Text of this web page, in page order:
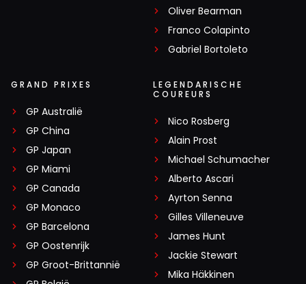
Oliver Bearman
Franco Colapinto
Gabriel Bortoleto
GRAND PRIXES
GP Australië
GP China
GP Japan
GP Miami
GP Canada
GP Monaco
GP Barcelona
GP Oostenrijk
GP Groot-Brittannië
LEGENDARISCHE
COUREURS
Nico Rosberg
Alain Prost
Michael Schumacher
Alberto Ascari
Ayrton Senna
Gilles Villeneuve
James Hunt
Jackie Stewart
Mika Häkkinen